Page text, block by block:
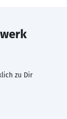
zu Dir